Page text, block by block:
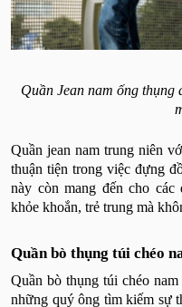
Quần Jean nam ống
Quần jean nam trung niên
thuận tiện trong việc đựng
này còn mang đến cho
khỏe khoắn, trẻ trung mà
Quần bò thụng túi chéo
Quần bò thụng túi chéo
những quý ông tìm kiếm sự